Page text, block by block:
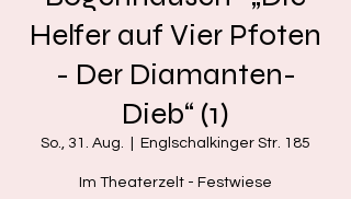
Helfer auf Vier Pfoten
- Der Diamanten-
Dieb“ (1)
So., 31. Aug. Englschalkinger Str. 185
Im Theaterzelt - Festwiese